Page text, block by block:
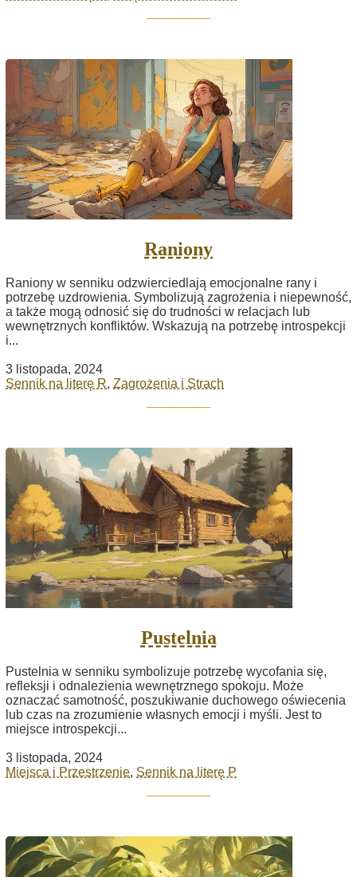
Raniony
Raniony w senniku odzwierciedlają emocjonalne rany i
potrzebę uzdrowienia. Symbolizują zagrożenia i niepewność,
a także mogą odnosić się do trudności w relacjach lub
wewnętrznych konfliktów. Wskazują na potrzebę introspekcji
i...
3 listopada, 2024
Sennik na literę R, Zagrożenia i Strach
Pustelnia
Pustelnia w senniku symbolizuje potrzebę wycofania się,
refleksji i odnalezienia wewnętrznego spokoju. Może
oznaczać samotność, poszukiwanie duchowego oświecenia
lub czas na zrozumienie własnych emocji i myśli. Jest to
miejsce introspekcji...
3 listopada, 2024
Miejsca i Przestrzenie, Sennik na literę P